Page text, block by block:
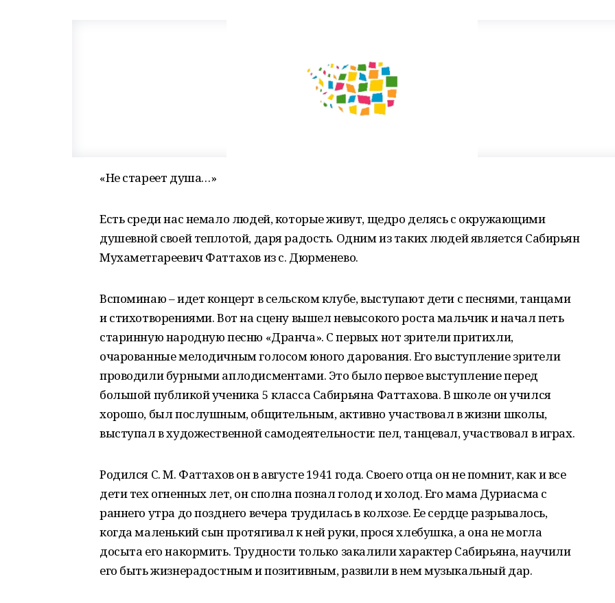
«Не стареет душа…»
Есть среди нас немало людей, которые живут, щедро делясь с окружающими
душевной своей теплотой, даря радость. Одним из таких людей является Сабирьян
Мухаметгареевич Фаттахов из с. Дюрменево.
Вспоминаю – идет концерт в сельском клубе, выступают дети с песнями, танцами
и стихотворениями. Вот на сцену вышел невысокого роста мальчик и начал петь
старинную народную песню «Дранча». С первых нот зрители притихли,
очарованные мелодичным голосом юного дарования. Его выступление зрители
проводили бурными аплодисментами. Это было первое выступление перед
большой публикой ученика 5 класса Сабирьяна Фаттахова. В школе он учился
хорошо, был послушным, общительным, активно участвовал в жизни школы,
выступал в художественной самодеятельности: пел, танцевал, участвовал в играх.
Родился С. М. Фаттахов он в августе 1941 года. Своего отца он не помнит, как и все
дети тех огненных лет, он сполна познал голод и холод. Его мама Дуриасма с
раннего утра до позднего вечера трудилась в колхозе. Ее сердце разрывалось,
когда маленький сын протягивал к ней руки, прося хлебушка, а она не могла
досыта его накормить. Трудности только закалили характер Сабирьяна, научили
его быть жизнерадостным и позитивным, развили в нем музыкальный дар.